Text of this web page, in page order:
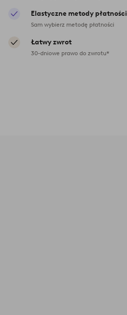
Elastyczne metody płatności
Sam wybierz metodę płatności
Łatwy zwrot
30-dniowe prawo do zwrotu*